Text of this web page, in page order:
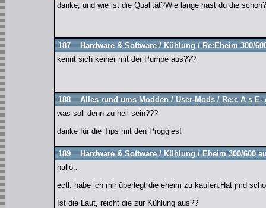
danke, und wie ist die Qualität?Wie lange hast du die
187 Hardware & Software/ Kühlung/ Re:Eheim 300/
kennt sich keiner mit der Pumpe aus???
188 Alles rund ums Modden/ User-Mods/ Re:c A s
was soll denn zu hell sein???
danke für die Tips mit den Proggies!
189 Hardware & Software/ Kühlung/ Eheim 300/600
hallo..
ectl. habe ich mir überlegt die eheim zu kaufen.Hat jmd
Ist die Laut, reicht die zur Kühlung aus??